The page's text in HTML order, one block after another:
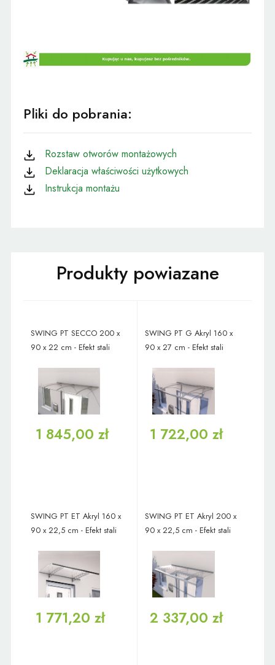
Pliki do pobrania:
Rozstaw otworów montażowych
Deklaracja właściwości użytkowych
Instrukcja montażu
SWING PT SECCO 200 x
90 x 22 cm - Efekt stali
1 845,00 zł
SWING PT G Akryl 160 x
90 x 27 cm - Efekt stali
1 722,00 zł
SWING PT ET Akryl 160 x
90 x 22,5 cm - Efekt stali
1 771,20 zł
SWING PT ET Akryl 200 x
90 x 22,5 cm - Efekt stali
2 337,00 zł